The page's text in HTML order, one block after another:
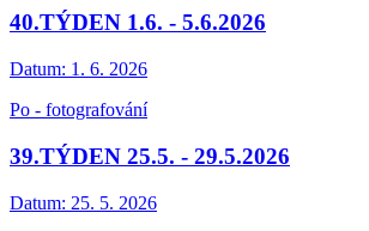
40.TÝDEN 1.6. - 5.6.2026
Datum: 1. 6. 2026
Po - fotografování
39.TÝDEN 25.5. - 29.5.2026
Datum: 25. 5. 2026